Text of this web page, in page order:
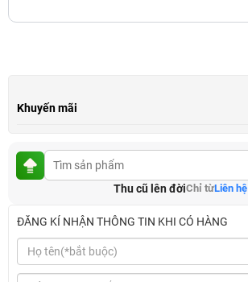
Khuyến mãi
Thu cũ lên đờiChỉ từLiên hệ
ĐĂNG KÍ NHẬN THÔNG TIN KHI CÓ HÀNG